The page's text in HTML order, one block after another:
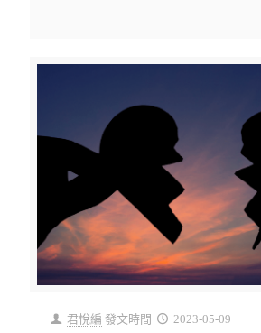
君悅編 發文時間 2023-05-09